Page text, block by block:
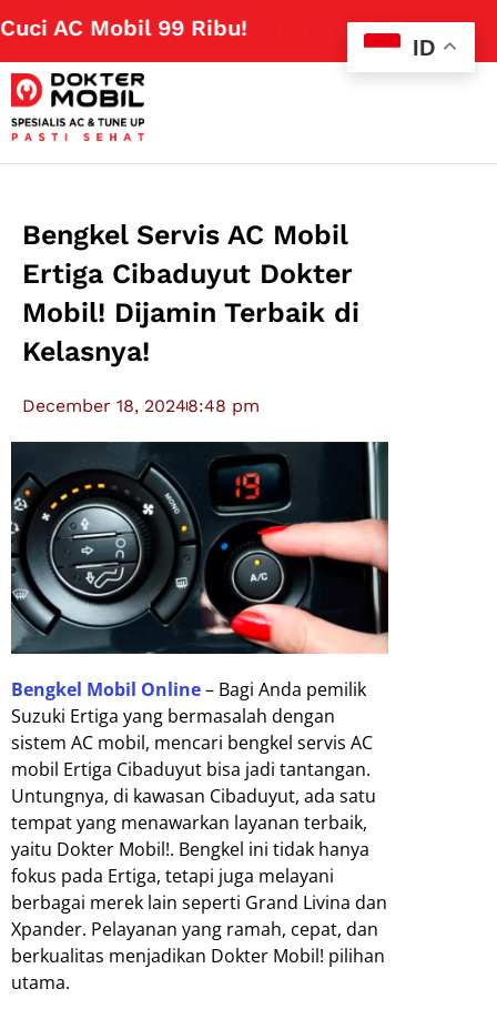
AC Mobil 99 Ribu!Klik Disini
Bengkel Servis AC Mobil
Ertiga Cibaduyut Dokter
Mobil! Dijamin Terbaik di
Kelasnya!
December 18, 20248:48 pm
Bengkel Mobil Online– Bagi Anda pemilik
Suzuki Ertiga yang bermasalah dengan
sistem AC mobil, mencari bengkel servis AC
mobil Ertiga Cibaduyut bisa jadi tantangan.
Untungnya, di kawasan Cibaduyut, ada satu
tempat yang menawarkan layanan terbaik,
yaitu Dokter Mobil!. Bengkel ini tidak hanya
fokus pada Ertiga, tetapi juga melayani
berbagai merek lain seperti Grand Livina dan
Xpander. Pelayanan yang ramah, cepat, dan
berkualitas menjadikan Dokter Mobil! pilihan
utama.
ID